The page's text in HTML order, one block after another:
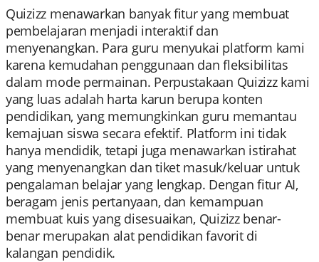
Quizizz menawarkan banyak fitur yang membuat
pembelajaran menjadi interaktif dan
menyenangkan. Para guru menyukai platform kami
karena kemudahan penggunaan dan fleksibilitas
dalam mode permainan. Perpustakaan Quizizz kami
yang luas adalah harta karun berupa konten
pendidikan, yang memungkinkan guru memantau
kemajuan siswa secara efektif. Platform ini tidak
hanya mendidik, tetapi juga menawarkan istirahat
yang menyenangkan dan tiket masuk/keluar untuk
pengalaman belajar yang lengkap. Dengan fitur AI,
beragam jenis pertanyaan, dan kemampuan
membuat kuis yang disesuaikan, Quizizz benar-
benar merupakan alat pendidikan favorit di
kalangan pendidik.